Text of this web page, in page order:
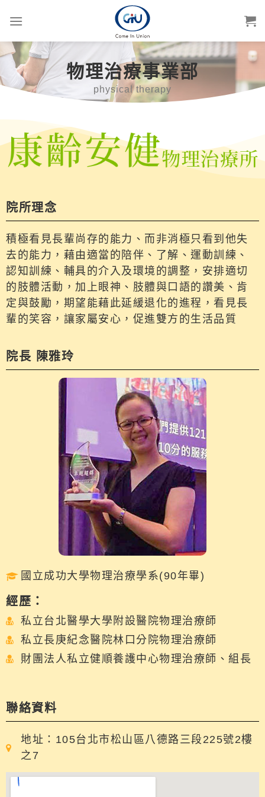
物理治療事業部
physical therapy
院所理念
積極看見長輩尚存的能力、而非消極只看到他失
去的能力，藉由適當的陪伴、了解、運動訓練、
認知訓練、輔具的介入及環境的調整，安排適切
的肢體活動，加上眼神、肢體與口語的讚美、肯
定與鼓勵，期望能藉此延緩退化的進程，看見長
輩的笑容，讓家屬安心，促進雙方的生活品質
院長 陳雅玲
國立成功大學物理治療學系(90年畢)
經歷：
私立台北醫學大學附設醫院物理治療師
私立長庚紀念醫院林口分院物理治療師
財團法人私立健順養護中心物理治療師、組長
聯絡資料
地址：105台北市松山區八德路三段225號2樓
之7